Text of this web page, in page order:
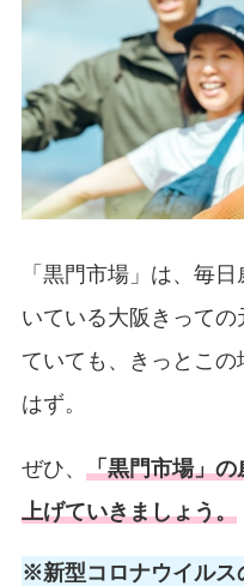
「黒門市場」は、毎
いている大阪きって
ていても、きっとこ
はず。
ぜひ、 「黒門市場」
上げていきましょう。
※新型コロナウイルス